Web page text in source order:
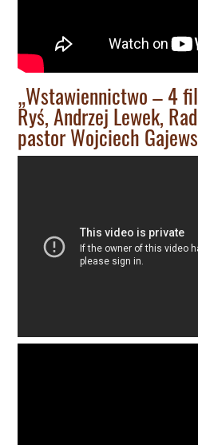
„Wstawiennictwo – 4
Ryś, Andrzej Lewek,
pastor Wojciech